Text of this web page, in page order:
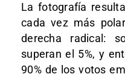
La fotografía
cada vez más
derecha radical:
superan el 5%, y
90% de los votos